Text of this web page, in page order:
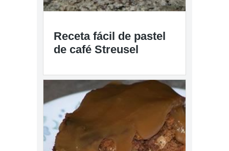
Receta fácil de pastel
de café Streusel